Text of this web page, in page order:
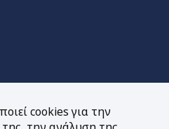
cookies για την